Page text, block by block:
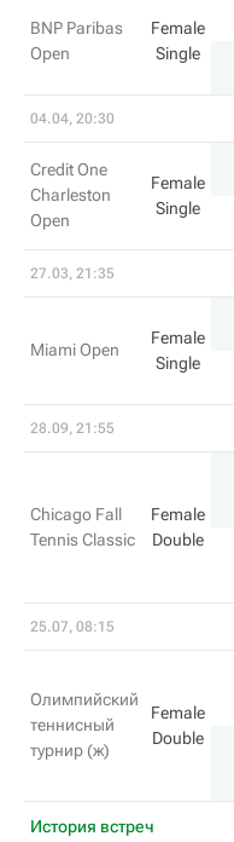
BNP Paribas
Open
Female
Single
04.04, 20:30
Credit One
Charleston
Open
Female
Single
27.03, 21:35
Miami Open
Female
Single
28.09, 21:55
Chicago Fall
Tennis Classic
Female
Double
25.07, 08:15
Олимпийский
теннисный
турнир (ж)
Female
Double
История встреч